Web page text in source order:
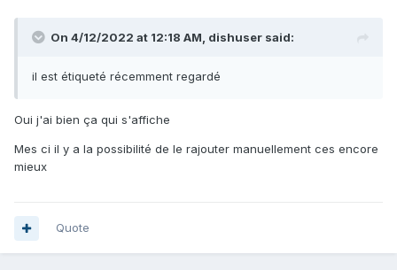
On 4/12/2022 at 12:18 AM, dishuser said:
il est étiqueté récemment regardé
Oui j'ai bien ça qui s'affiche
Mes ci il y a la possibilité de le rajouter manuellement ces encore
mieux
Quote